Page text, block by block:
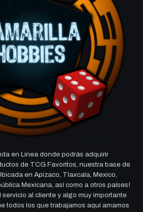
en Linea donde podrás adquirir
de TCG Favoritos, nuestra base de
en Apizaco, Tlaxcala, Mexico,
Mexicana, así como a otros países!
al cliente y algo muy importante
todos los que trabajamos aquí amamos